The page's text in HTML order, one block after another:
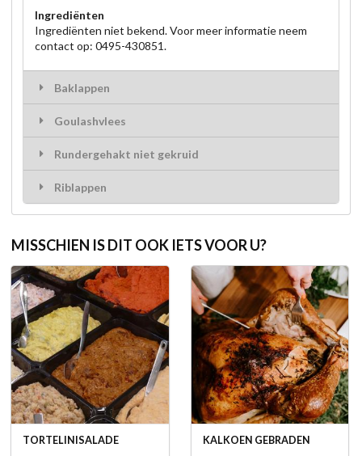
Ingrediënten
Ingrediënten niet bekend. Voor meer informatie neem
contact op: 0495-430851.
Baklappen
Goulashvlees
Rundergehakt niet gekruid
Riblappen
MISSCHIEN IS DIT OOK IETS VOOR U?
TORTELINISALADE KALKOEN GEBRADEN